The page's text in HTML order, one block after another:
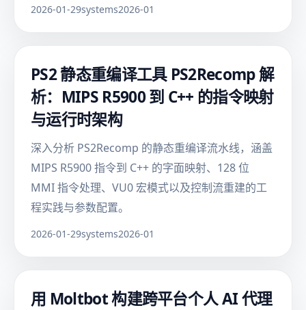
2026-01-29systems2026-01
PS2 静态重编译工具 PS2Recomp 解
析：MIPS R5900 到 C++ 的指令映射
与运行时架构
深入分析 PS2Recomp 的静态重编译流水线，涵盖
MIPS R5900 指令到 C++ 的字面映射、128 位
MMI 指令处理、VU0 宏模式以及控制流重建的工
程实践与参数配置。
2026-01-29systems2026-01
用 Moltbot 构建跨平台个人 AI 代理